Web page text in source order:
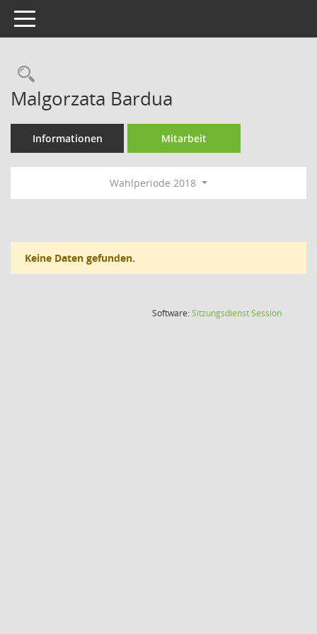
Toggle navigation
Rechercheauswahl
Malgorzata Bardua
Informationen Mitarbeit
Wahlperiode 2018
Keine Daten gefunden.
Software:SitzungsdienstSession(Wird in